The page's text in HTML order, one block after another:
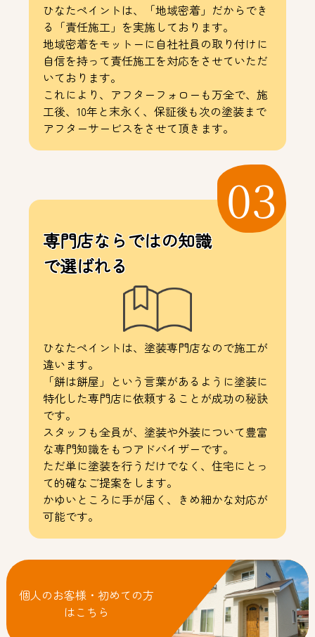
ひなたペイントは、「地域密着」だからでき
る「責任施工」を実施しております。
地域密着をモットーに自社社員の取り付けに
自信を持って責任施工を対応をさせていただ
いております。
これにより、アフターフォローも万全で、施
工後、10年と末永く、保証後も次の塗装まで
アフターサービスをさせて頂きます。
専門店ならではの知識
で選ばれる
ひなたペイントは、塗装専門店なので施工が
違います。
「餅は餅屋」という言葉があるように塗装に
特化した専門店に依頼することが成功の秘訣
です。
スタッフも全員が、塗装や外装について豊富
な専門知識をもつアドバイザーです。
ただ単に塗装を行うだけでなく、住宅にとっ
て的確なご提案をします。
かゆいところに手が届く、きめ細かな対応が
可能です。
03
個人のお客様・初めての方
はこちら